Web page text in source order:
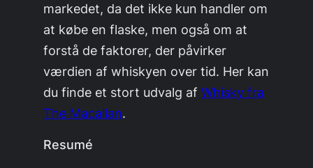
markedet, da det ikke kun handler om
at købe en flaske, men også om at
forstå de faktorer, der påvirker
værdien af whiskyen over tid. Her kan
du finde et stort udvalg afWhisky fra
The Macallan.
Resumé